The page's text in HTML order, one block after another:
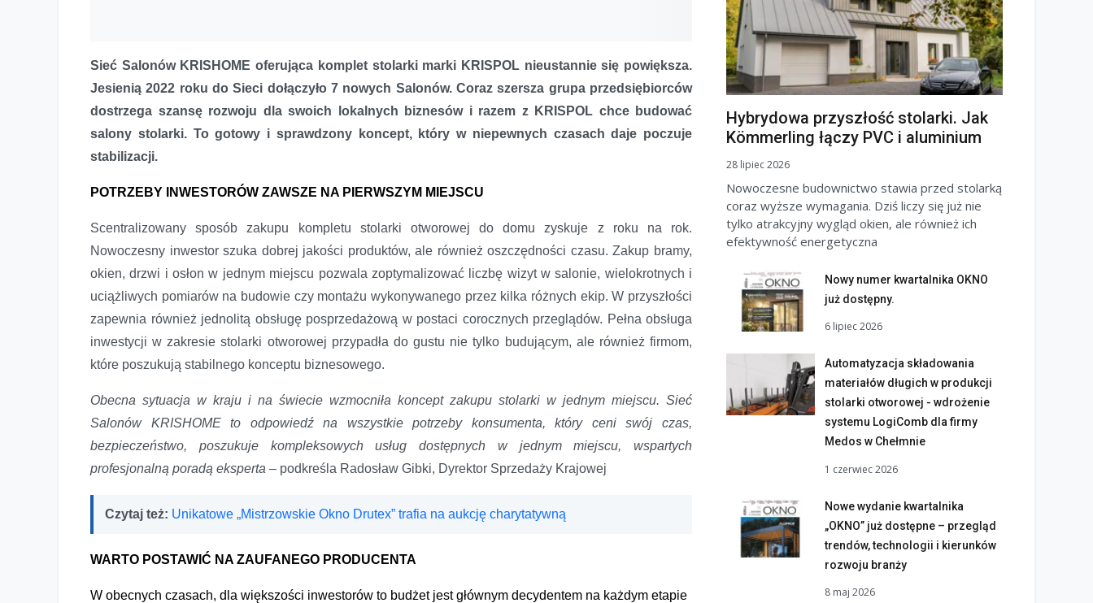
Sieć Salonów KRISHOME oferująca komplet stolarki marki KRISPOL nieustannie się powiększa.
Jesienią 2022 roku do Sieci dołączyło 7 nowych Salonów. Coraz szersza grupa przedsiębiorców
dostrzega szansę rozwoju dla swoich lokalnych biznesów i razem z KRISPOL chce budować
salony stolarki. To gotowy i sprawdzony koncept, który w niepewnych czasach daje poczuje
stabilizacji.
POTRZEBY INWESTORÓW ZAWSZE NA PIERWSZYM MIEJSCU
Scentralizowany sposób zakupu kompletu stolarki otworowej do domu zyskuje z roku na rok.
Nowoczesny inwestor szuka dobrej jakości produktów, ale również oszczędności czasu. Zakup bramy,
okien, drzwi i osłon w jednym miejscu pozwala zoptymalizować liczbę wizyt w salonie, wielokrotnych i
uciążliwych pomiarów na budowie czy montażu wykonywanego przez kilka różnych ekip. W przyszłości
zapewnia również jednolitą obsługę posprzedażową w postaci corocznych przeglądów. Pełna obsługa
inwestycji w zakresie stolarki otworowej przypadła do gustu nie tylko budującym, ale również firmom,
które poszukują stabilnego konceptu biznesowego.
Obecna sytuacja w kraju i na świecie wzmocniła koncept zakupu stolarki w jednym miejscu. Sieć
Salonów KRISHOME to odpowiedź na wszystkie potrzeby konsumenta, który ceni swój czas,
bezpieczeństwo, poszukuje kompleksowych usług dostępnych w jednym miejscu, wspartych
profesjonalną poradą eksperta – podkreśla Radosław Gibki, Dyrektor Sprzedaży Krajowej
Czytaj też: Unikatowe „Mistrzowskie Okno Drutex” trafia na aukcję charytatywną
WARTO POSTAWIĆ NA ZAUFANEGO PRODUCENTA
W obecnych czasach, dla większości inwestorów to budżet jest głównym decydentem na każdym etapie
Hybrydowa przyszłość stolarki. Jak
Kömmerling łączy PVC i aluminium
28 lipiec 2026
Nowoczesne budownictwo stawia przed stolarką
coraz wyższe wymagania. Dziś liczy się już nie
tylko atrakcyjny wygląd okien, ale również ich
efektywność energetyczna
Nowy numer kwartalnika OKNO
już dostępny.
6 lipiec 2026
Automatyzacja składowania
materiałów długich w produkcji
stolarki otworowej - wdrożenie
systemu LogiComb dla firmy
Medos w Chełmnie
1 czerwiec 2026
Nowe wydanie kwartalnika
„OKNO” już dostępne – przegląd
trendów, technologii i kierunków
rozwoju branży
8 maj 2026